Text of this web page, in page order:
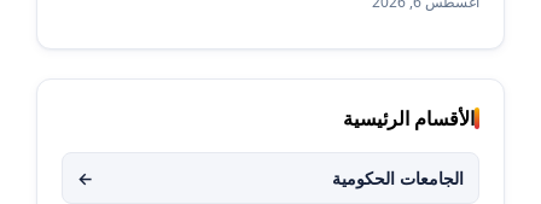
الأقسام الرئيسية
الجامعات الحكومية ←